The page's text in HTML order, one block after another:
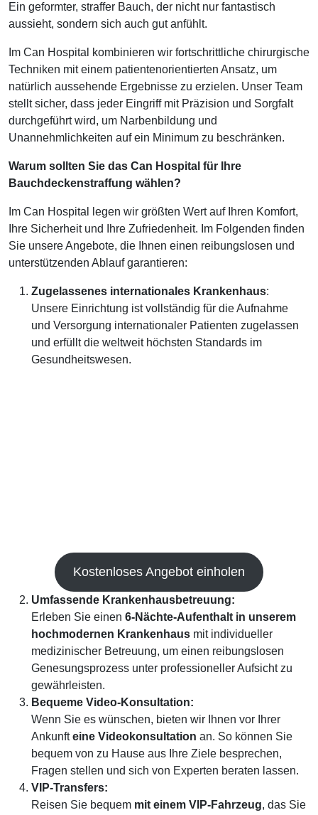
Ein geformter, straffer Bauch, der nicht nur fantastisch
aussieht, sondern sich auch gut anfühlt.
Im Can Hospital kombinieren wir fortschrittliche chirurgische
Techniken mit einem patientenorientierten Ansatz, um
natürlich aussehende Ergebnisse zu erzielen. Unser Team
stellt sicher, dass jeder Eingriff mit Präzision und Sorgfalt
durchgeführt wird, um Narbenbildung und
Unannehmlichkeiten auf ein Minimum zu beschränken.
Warum sollten Sie das Can Hospital für Ihre
Bauchdeckenstraffung wählen?
Im Can Hospital legen wir größten Wert auf Ihren Komfort,
Ihre Sicherheit und Ihre Zufriedenheit. Im Folgenden finden
Sie unsere Angebote, die Ihnen einen reibungslosen und
unterstützenden Ablauf garantieren:
Zugelassenes internationales Krankenhaus:
Unsere Einrichtung ist vollständig für die Aufnahme
und Versorgung internationaler Patienten zugelassen
und erfüllt die weltweit höchsten Standards im
Gesundheitswesen.
Kostenloses Angebot einholen
Umfassende Krankenhausbetreuung:
Erleben Sie einen 6-Nächte-Aufenthalt in unserem
hochmodernen Krankenhaus mit individueller
medizinischer Betreuung, um einen reibungslosen
Genesungsprozess unter professioneller Aufsicht zu
gewährleisten.
Bequeme Video-Konsultation:
Wenn Sie es wünschen, bieten wir Ihnen vor Ihrer
Ankunfteine Videokonsultation an. So können Sie
bequem von zu Hause aus Ihre Ziele besprechen,
Fragen stellen und sich von Experten beraten lassen.
VIP-Transfers:
Reisen Sie bequem mit einem VIP-Fahrzeug, das Sie